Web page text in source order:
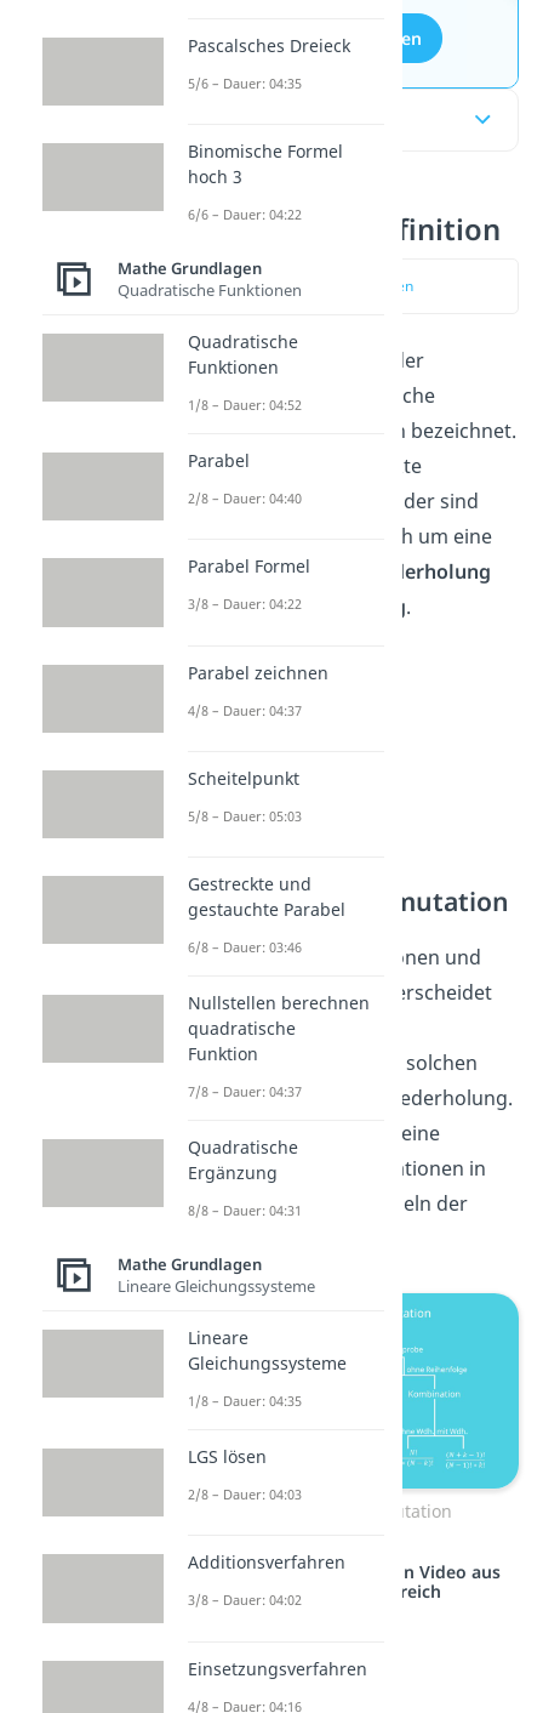
Aufgaben entdecken
Permutation Definition
zum Video springen
Als Permutation wird in der
Kombinatorik eine mögliche
Anordnung von Objekten bezeichnet.
Je nachdem ob alle Objekte
unterscheidbar voneinander sind
oder nicht, handelt es sich um eine
Permutationen mit Wiederholung
oder ohne Wiederholung.
Kombinatorik Permutation
Wie auch bei den Variationen und
den Kombinationen, unterscheidet
man also auch bei den
Permutationen zwischen solchen
ohne und solchen mit Wiederholung.
Im Folgenden findest du eine
Einordnung von Permutationen in
eine Übersicht aller Formeln der
Kombinatorik Permutation
Studyflix vernetzt: Hier ein Video aus
einem anderen Bereich
Pascalsches Dreieck
5/6 – Dauer: 04:35
Binomische Formel
hoch 3
6/6 – Dauer: 04:22
Mathe Grundlagen
Quadratische Funktionen
Quadratische
Funktionen
1/8 – Dauer: 04:52
Parabel
2/8 – Dauer: 04:40
Parabel Formel
3/8 – Dauer: 04:22
Parabel zeichnen
4/8 – Dauer: 04:37
Scheitelpunkt
5/8 – Dauer: 05:03
Gestreckte und
gestauchte Parabel
6/8 – Dauer: 03:46
Nullstellen berechnen
quadratische
Funktion
7/8 – Dauer: 04:37
Quadratische
Ergänzung
8/8 – Dauer: 04:31
Mathe Grundlagen
Lineare Gleichungssysteme
Lineare
Gleichungssysteme
1/8 – Dauer: 04:35
LGS lösen
2/8 – Dauer: 04:03
Additionsverfahren
3/8 – Dauer: 04:02
Einsetzungsverfahren
4/8 – Dauer: 04:16